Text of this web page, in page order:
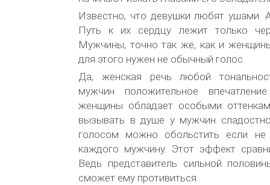
Известно, что девушки любят ушами.
Путь к их сердцу лежит только
Мужчины, точно так же, как и
для этого нужен не обычный голос.
Да, женская речь любой
мужчин положительное
женщины обладает особыми
вызывать в душе у мужчин
голосом можно обольстить если
каждого мужчину. Этот эффект
Ведь представитель сильной
сможет ему противиться.